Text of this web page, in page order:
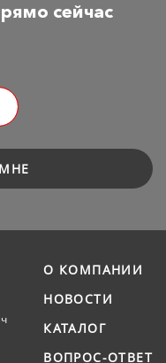
сейчас
О КОМПАНИИ
НОВОСТИ
КАТАЛОГ
ВОПРОС-ОТВЕТ